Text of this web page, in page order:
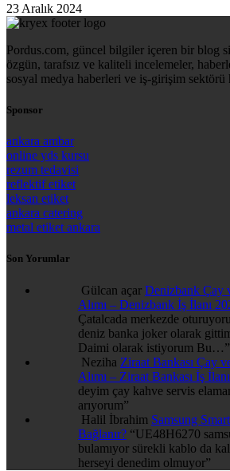
23 Aralık 2024
Pordus.com, güncel bilgiler içeren bir blog
özgün, tarafsız ve kaliteli incelemeler,
sosyal medya haberleri ve iş-girişim sektörü
Sponsor
ankara ambar
online yds kursu
rezum tedavisi
reflektif etiket
leksan etiket
ankara catering
metal etiket ankara
Son Yorumlar
Gülcan açar Denizbank Çay
Alımı – Denizbank İş İlanı
Çatalcada merkezde
deniz banka joker olarak
Daimi olarak istiyorum Bu…”
Neziha Ziraat Bankası Çay
Alımı – Ziraat Bankası İş İlanı
deyim çay kahve servis
arıyorum”
Halil İbrahim Samsung
Bağlanır? “UE48H6270
bulamıyor sürekli kablo da
herseyi denedim olmuyor”